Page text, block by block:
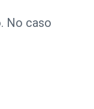
No caso